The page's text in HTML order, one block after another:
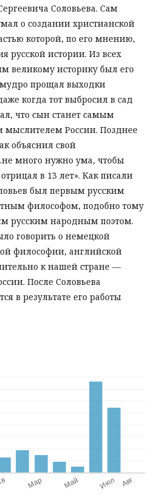
Соловьева. Сам
о создании христианской
которой, по его мнению,
русской истории. Из всех
великому историку был его
прощал выходки
когда тот выбросил в сад
что сын станет самым
России. Позднее
объяснил свой
много нужно ума, чтобы
в 13 лет». Как писали
был первым русским
философом, подобно тому
русским народным поэтом.
говорить о немецкой
философии, английской
к нашей стране —
После Соловьева
в результате его работы